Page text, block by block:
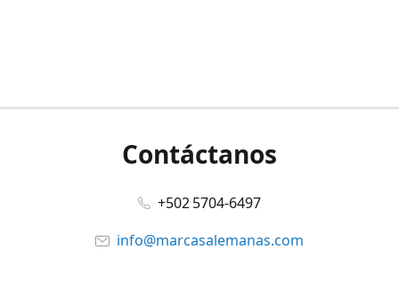
Contáctanos
+502 5704-6497
info@marcasalemanas.com